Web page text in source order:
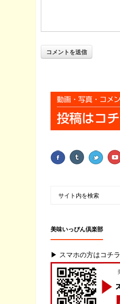
美味いっぴん倶楽部
▶ スマホの方はコチラ